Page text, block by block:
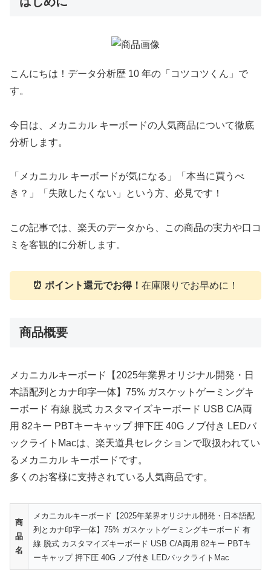
こんにちは！データ分析歴 10 年の「コツコツくん」で
す。
今日は、メカニカル キーボードの人気商品について徹底
分析します。
「メカニカル キーボードが気になる」「本当に買うべ
き？」「失敗したくない」という方、必見です！
この記事では、楽天のデータから、この商品の実力や口コ
ミを客観的に分析します。
⏰ ポイント還元でお得！ 在庫限りでお早めに！
商品概要
メカニカルキーボード【2025年業界オリジナル開発・日
本語配列とカナ印字一体】75% ガスケットゲーミングキ
ーボード 有線 脱式 カスタマイズキーボード USB C/A両
用 82キー PBTキーキャップ 押下圧 40G ノブ付き LEDバ
ックライトMacは、楽天道具セレクションで取扱われてい
るメカニカル キーボードです。
多くのお客様に支持されている人気商品です。
商
品
名
メカニカルキーボード【2025年業界オリジナル開発・日本語配
列とカナ印字一体】75% ガスケットゲーミングキーボード 有
線 脱式 カスタマイズキーボード USB C/A両用 82キー PBTキ
ーキャップ 押下圧 40G ノブ付き LEDバックライトMac